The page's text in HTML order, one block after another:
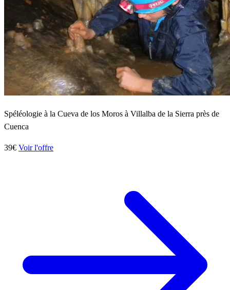
Spéléologie à la Cueva de los Moros à Villalba de la Sierra près de
Cuenca
39€ Voir l'offre